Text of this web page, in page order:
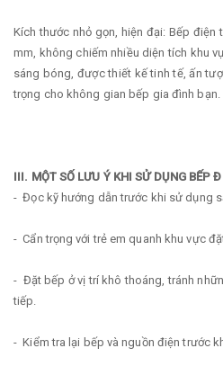
Kích thước nhỏ gọn, hiện đại: Bếp điện
mm, không chiếm nhiều diện tích khu
sáng bóng, được thiết kế tinh tế, ấn
trọng cho không gian bếp gia đình bạn.
III. MỘT SỐ LƯU Ý KHI SỬ DỤNG BẾP
- Đọc kỹ hướng dẫn trước khi sử dụng
- Cẩn trọng với trẻ em quanh khu vực
- Đặt bếp ở vị trí khô thoáng, tránh
tiếp.
- Kiểm tra lại bếp và nguồn điện trước